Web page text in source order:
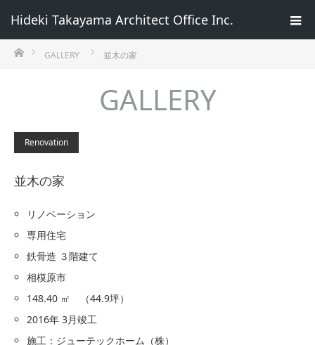
Hideki Takayama Architect Office Inc.
ホームGALLERY 並木の家
GALLERY
Renovation
並木の家
リノベーション
専用住宅
鉄骨造 ３階建て
相模原市
148.40 ㎡ （44.9坪）
2016年 3月竣工
施工：ジューテックホーム（株）